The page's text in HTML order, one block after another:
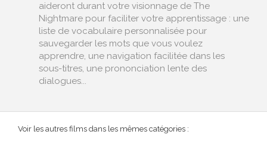
aideront durant votre visionnage de The
Nightmare pour faciliter votre apprentissage : une
liste de vocabulaire personnalisée pour
sauvegarder les mots que vous voulez
apprendre, une navigation facilitée dans les
sous-titres, une prononciation lente des
dialogues...
Voir les autres films dans les mêmes catégories :